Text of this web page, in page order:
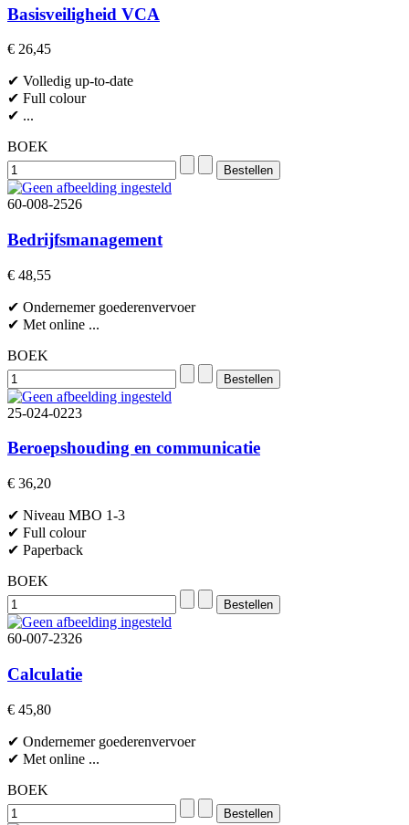
Basisveiligheid VCA
€ 26,45
✔ Volledig up-to-date
✔ Full colour
✔ ...
BOEK
60-008-2526
Bedrijfsmanagement
€ 48,55
✔ Ondernemer goederenvervoer
✔ Met online ...
BOEK
25-024-0223
Beroepshouding en communicatie
€ 36,20
✔ Niveau MBO 1-3
✔ Full colour
✔ Paperback
BOEK
60-007-2326
Calculatie
€ 45,80
✔ Ondernemer goederenvervoer
✔ Met online ...
BOEK